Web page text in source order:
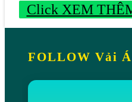
Click XEM
FOLLOW Vải